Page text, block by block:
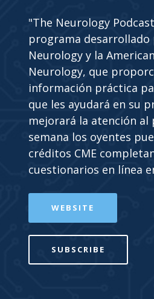
"The Neurology
programa desarrollado
Neurology y la
Neurology, que
información práctica
que les ayudará en su
mejorará la atención al
semana los oyentes
créditos CME
cuestionarios en línea
WEBSITE
SUBSCRIBE